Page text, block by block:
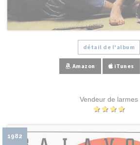
détail de l'album
Amazon iTunes
Vendeur de larmes
1982